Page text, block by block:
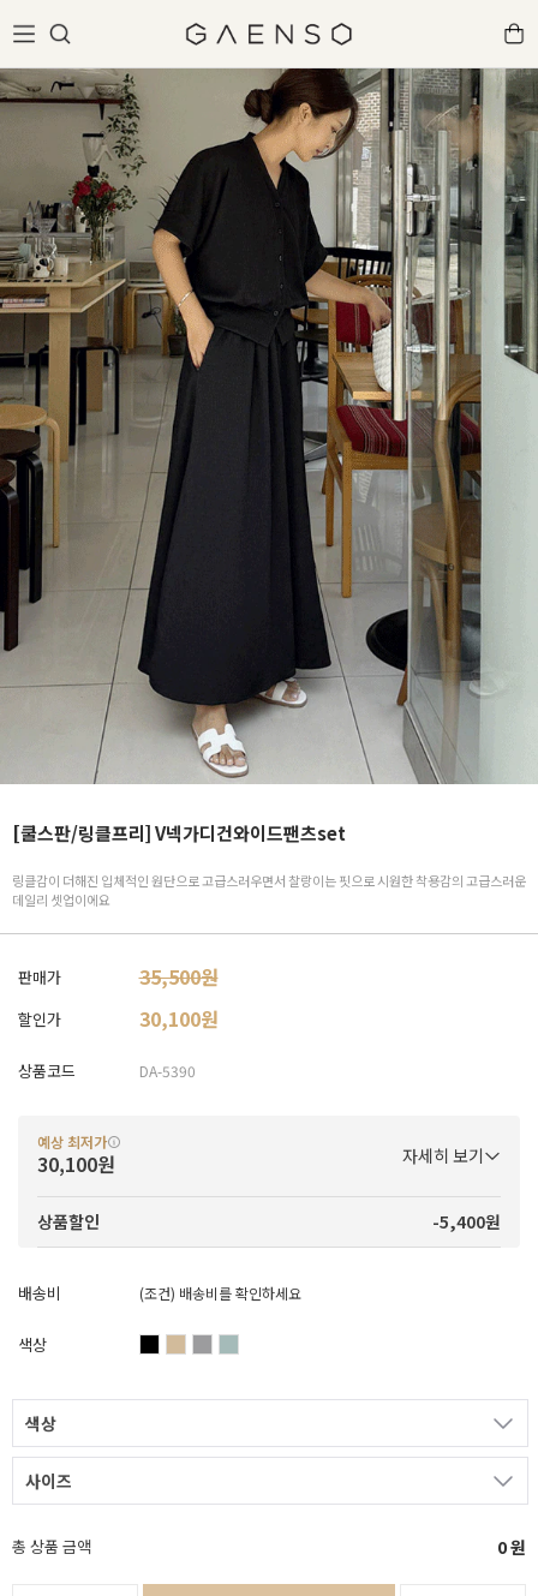
[쿨스판/링클프리] V넥가디건와이드팬츠set
링클감이 더해진 입체적인 원단으로 고급스러우면서 찰랑이는 핏으로 시원한 착용감의 고급스러운
데일리 셋업이에요
판매가 35,500원
할인가 30,100원
상품코드 DA-5390
예상 최저가
30,100원 자세히 보기
상품할인 -5,400원
배송비 (조건) 배송비를 확인하세요
색상
색상
사이즈
총 상품 금액 0원